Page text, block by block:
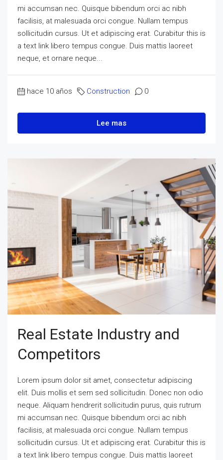
mi accumsan nec. Quisque bibendum orci ac nibh
facilisis, at malesuada orci congue. Nullam tempus
sollicitudin cursus. Ut et adipiscing erat. Curabitur this is
a text link libero tempus congue. Duis mattis laoreet
neque, et ornare neque...
hace 10 años Construction 0
Lee mas
Real Estate Industry and
Competitors
Lorem ipsum dolor sit amet, consectetur adipiscing
elit. Duis mollis et sem sed sollicitudin. Donec non odio
neque. Aliquam hendrerit sollicitudin purus, quis rutrum
mi accumsan nec. Quisque bibendum orci ac nibh
facilisis, at malesuada orci congue. Nullam tempus
sollicitudin cursus. Ut et adipiscing erat. Curabitur this is
a text link libero tempus congue. Duis mattis laoreet